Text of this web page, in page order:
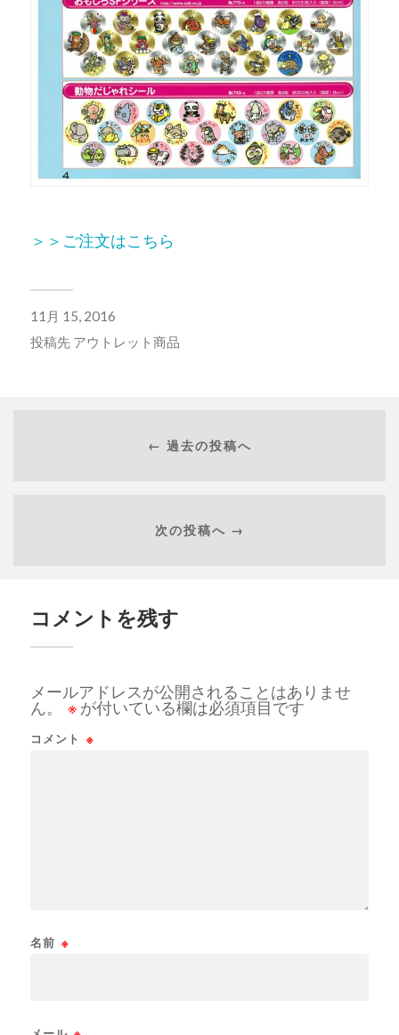
＞＞ご注文はこちら
11月 15, 2016
投稿先 アウトレット商品
← 過去の投稿へ
次の投稿へ →
コメントを残す
メールアドレスが公開されることはありませ
ん。
※ が付いている欄は必須項目です
コメント ※
名前 ※